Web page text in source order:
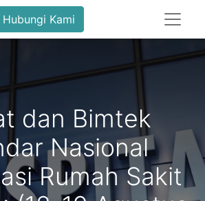
Hubungi Kami
dan Bimtek
Nasional
Rumah Sakit